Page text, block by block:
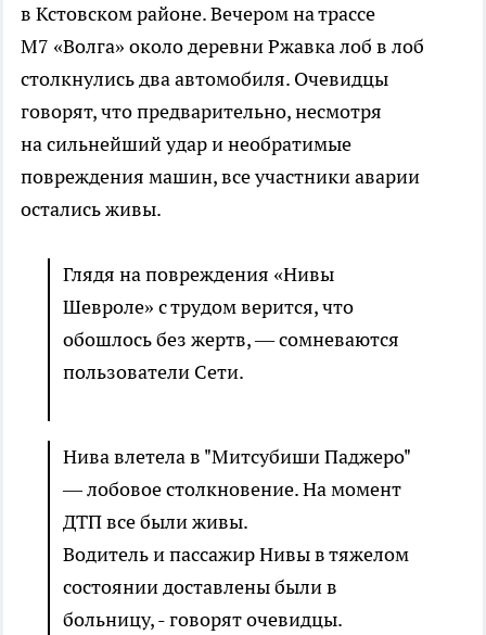
в Кстовском районе. Вечером на трассе
М7 «Волга» около деревни Ржавка лоб в лоб
столкнулись два автомобиля. Очевидцы
говорят, что предварительно, несмотря
на сильнейший удар и необратимые
повреждения машин, все участники аварии
остались живы.
Глядя на повреждения «Нивы
Шевроле» с трудом верится, что
обошлось без жертв, — сомневаются
пользователи Сети.
Нива влетела в "Митсубиши Паджеро"
— лобовое столкновение. На момент
ДТП все были живы.
Водитель и пассажир Нивы в тяжелом
состоянии доставлены были в
больницу, - говорят очевидцы.